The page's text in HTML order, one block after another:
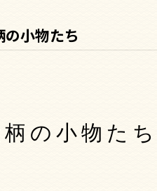
小物たち
の小物たち